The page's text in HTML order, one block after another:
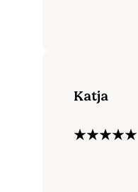
Und zwar steht das
Was ich damit meine.
Katja